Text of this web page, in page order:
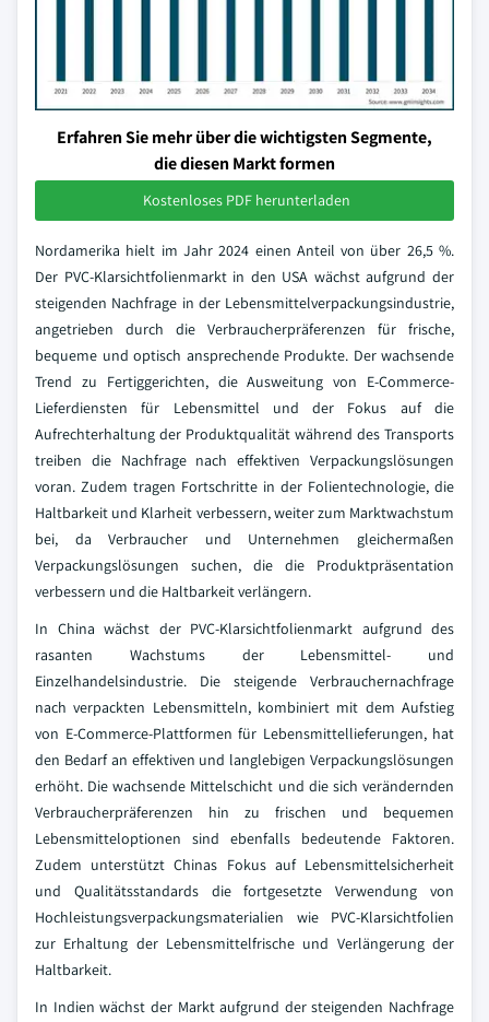
Erfahren Sie mehr über die wichtigsten Segmente,
die diesen Markt formen
Kostenloses PDF herunterladen
Nordamerika hielt im Jahr 2024 einen Anteil von über 26,5 %.
Der PVC-Klarsichtfolienmarkt in den USA wächst aufgrund der
steigenden Nachfrage in der Lebensmittelverpackungsindustrie,
angetrieben durch die Verbraucherpräferenzen für frische,
bequeme und optisch ansprechende Produkte. Der wachsende
Trend zu Fertiggerichten, die Ausweitung von E-Commerce-
Lieferdiensten für Lebensmittel und der Fokus auf die
Aufrechterhaltung der Produktqualität während des Transports
treiben die Nachfrage nach effektiven Verpackungslösungen
voran. Zudem tragen Fortschritte in der Folientechnologie, die
Haltbarkeit und Klarheit verbessern, weiter zum Marktwachstum
bei, da Verbraucher und Unternehmen gleichermaßen
Verpackungslösungen suchen, die die Produktpräsentation
verbessern und die Haltbarkeit verlängern.
In China wächst der PVC-Klarsichtfolienmarkt aufgrund des
rasanten Wachstums der Lebensmittel- und
Einzelhandelsindustrie. Die steigende Verbrauchernachfrage
nach verpackten Lebensmitteln, kombiniert mit dem Aufstieg
von E-Commerce-Plattformen für Lebensmittellieferungen, hat
den Bedarf an effektiven und langlebigen Verpackungslösungen
erhöht. Die wachsende Mittelschicht und die sich verändernden
Verbraucherpräferenzen hin zu frischen und bequemen
Lebensmitteloptionen sind ebenfalls bedeutende Faktoren.
Zudem unterstützt Chinas Fokus auf Lebensmittelsicherheit
und Qualitätsstandards die fortgesetzte Verwendung von
Hochleistungsverpackungsmaterialien wie PVC-Klarsichtfolien
zur Erhaltung der Lebensmittelfrische und Verlängerung der
Haltbarkeit.
In Indien wächst der Markt aufgrund der steigenden Nachfrage